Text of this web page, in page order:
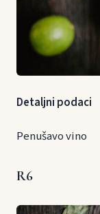
Detaljni podaci
Penušavo vino
R6